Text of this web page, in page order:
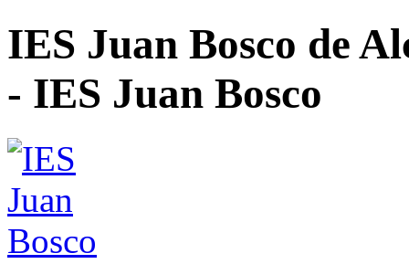
IES Juan Bosco de
- IES Juan Bosco